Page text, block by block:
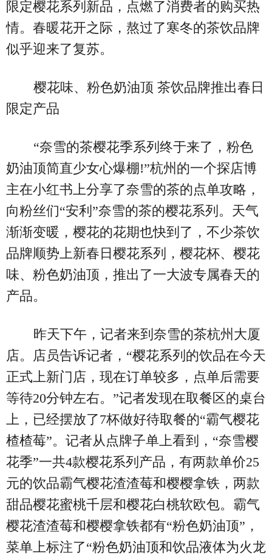
限定樱花系列新品，点燃了消费者的购买热
情。春暖花开之际，熬过了寒冬的茶饮品牌
似乎迎来了复苏。
樱花味、粉色奶油顶 茶饮品牌推出春日
限定产品
“奈雪的茶樱花季系列终于来了，粉色
奶油顶简直少女心爆棚!”杭州的一个探店博
主在小红书上分享了奈雪的茶的点单攻略，
向粉丝们“安利”奈雪的茶的樱花系列。天气
渐渐变暖，樱花的花期也快到了，不少茶饮
品牌顺势上新春日樱花系列，樱花杯、樱花
味、粉色奶油顶，推出了一大波专属春天的
产品。
昨天下午，记者来到奈雪的茶杭州大厦
店。店员告诉记者，“樱花系列的饮品在今天
正式上新门店，现在订单较多，点单后需要
等待20分钟左右。”记者发现在取餐区的桌台
上，已经摆放了7杯做好待取餐的“霸气樱花
楂楂莓”。记者从点牌子单上看到，“奈雪樱
花季”一共4款樱花系列产品，有两款单价25
元的饮品霸气樱花渣渣莓和樱樱拿铁，两款
甜品樱花蜜桃千层和樱花白桃软欧包。霸气
樱花渣渣莓和樱樱拿铁都有“粉色奶油顶”，
菜单上标注了“粉色奶油顶和饮品液体为火龙